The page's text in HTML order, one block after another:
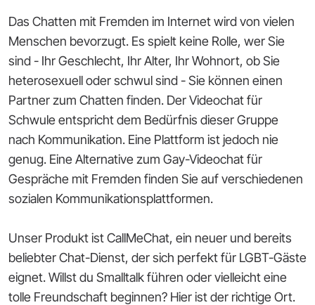
Das Chatten mit Fremden im Internet wird von vielen
Menschen bevorzugt. Es spielt keine Rolle, wer Sie
sind - Ihr Geschlecht, Ihr Alter, Ihr Wohnort, ob Sie
heterosexuell oder schwul sind - Sie können einen
Partner zum Chatten finden. Der Videochat für
Schwule entspricht dem Bedürfnis dieser Gruppe
nach Kommunikation. Eine Plattform ist jedoch nie
genug. Eine Alternative zum Gay-Videochat für
Gespräche mit Fremden finden Sie auf verschiedenen
sozialen Kommunikationsplattformen.
Unser Produkt ist CallMeChat, ein neuer und bereits
beliebter Chat-Dienst, der sich perfekt für LGBT-Gäste
eignet. Willst du Smalltalk führen oder vielleicht eine
tolle Freundschaft beginnen? Hier ist der richtige Ort.